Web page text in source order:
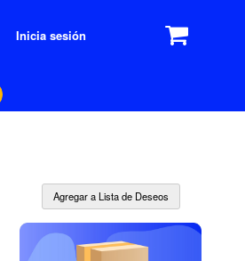
Inicia sesión